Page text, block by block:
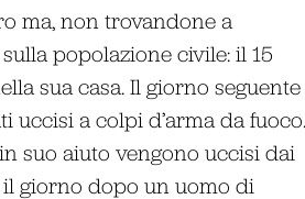
ma, non trovandone a
popolazione civile: il 15
sua casa. Il giorno seguente
a colpi d’arma da fuoco.
suo aiuto vengono uccisi dai
il giorno dopo un uomo di